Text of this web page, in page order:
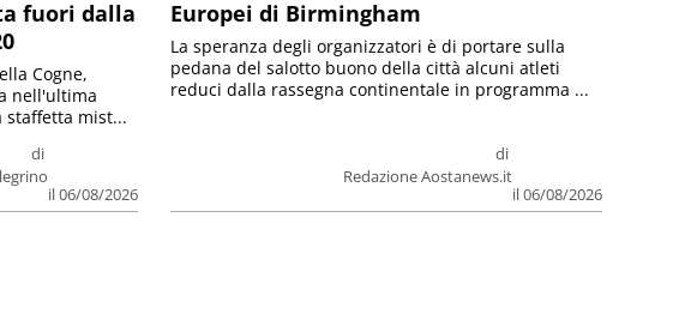
fuori dalla
di
il 06/08/2026
Cogne,
nell'ultima
staffetta mist...
Europei di Birmingham
di
Redazione Aostanews.it
il 06/08/2026
La speranza degli organizzatori è di portare sulla
pedana del salotto buono della città alcuni atleti
reduci dalla rassegna continentale in programma ...